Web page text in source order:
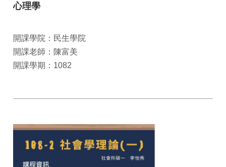
心理學
開課學院：民生學院
開課老師：陳富美
開課學期：1082